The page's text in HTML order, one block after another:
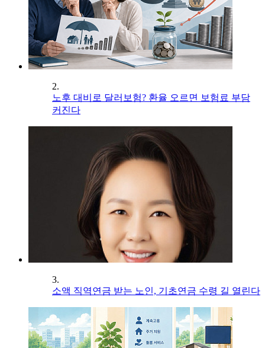
2.
노후 대비로 달러보험? 환율 오르면 보험료 부담
커진다
3.
소액 직역연금 받는 노인, 기초연금 수령 길 열린다